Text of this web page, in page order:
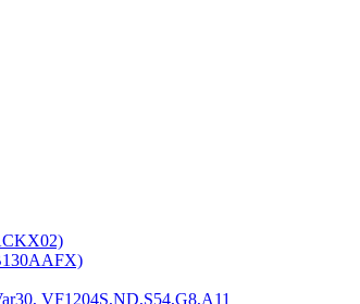
VF1204S,ND,S54,G8,A11